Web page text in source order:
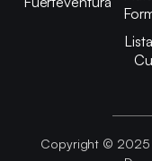
Copyright © 2025